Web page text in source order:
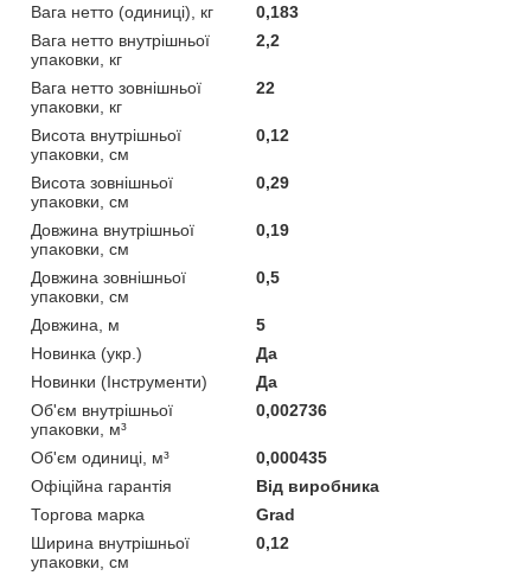
Вага нетто (одиниці), кг
0,183
Вага нетто внутрішньої
упаковки, кг
2,2
Вага нетто зовнішньої
упаковки, кг
22
Висота внутрішньої
упаковки, см
0,12
Висота зовнішньої
упаковки, см
0,29
Довжина внутрішньої
упаковки, см
0,19
Довжина зовнішньої
упаковки, см
0,5
Довжина, м
5
Новинка (укр.)
Да
Новинки (Інструменти)
Да
Об'єм внутрішньої
упаковки, м³
0,002736
Об'єм одиниці, м³
0,000435
Офіційна гарантія
Від виробника
Торгова марка
Grad
Ширина внутрішньої
упаковки, см
0,12